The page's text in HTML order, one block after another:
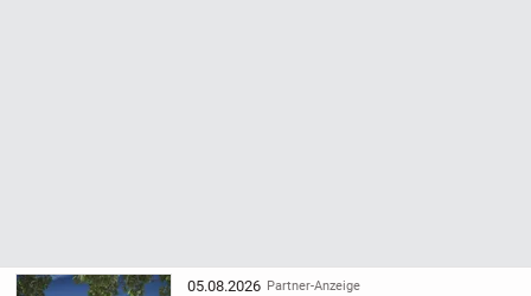
05.08.2026 Partner-Anzeige